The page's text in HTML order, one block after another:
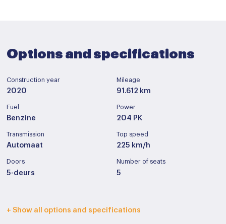
Options and specifications
Construction year
2020
Mileage
91.612 km
Fuel
Benzine
Power
204 PK
Transmission
Automaat
Top speed
225 km/h
Doors
5-deurs
Number of seats
5
Interior color Upholstery
+ Show all options and specifications